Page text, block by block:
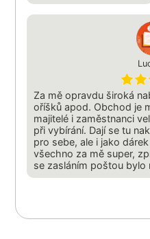
Za mě opravdu široká
oříšků apod. Obchod je
majitelé i zaměstnanci
při vybírání. Dají se tu
pro sebe, ale i jako
všechno za mě super,
se zasláním poštou